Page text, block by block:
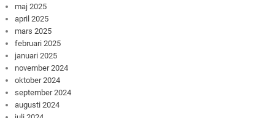
maj 2025
april 2025
mars 2025
februari 2025
januari 2025
november 2024
oktober 2024
september 2024
augusti 2024